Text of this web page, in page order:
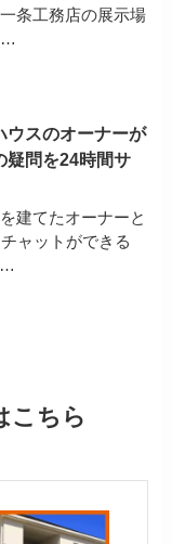
条工務店の展示場
…
ウスのオーナーが
疑問を24時間サ
建てたオーナーと
ャットができる
…
こちら